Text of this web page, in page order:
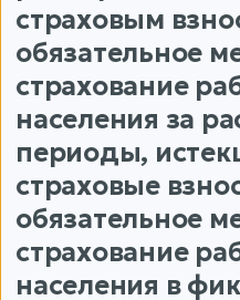
страховым
обязательное
страхование
населения за
периоды,
страховые
обязательное
страхование
населения в